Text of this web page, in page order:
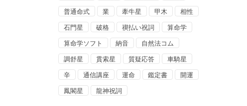
普通命式 業 牽牛星 甲木 相性
石門星 破格 禊払い祝詞 算命学
算命学ソフト 納音 自然法コム
調舒星 貫索星 質疑応答 車騎星
辛 通信講座 運命 鑑定書 開運
鳳閣星 龍神祝詞